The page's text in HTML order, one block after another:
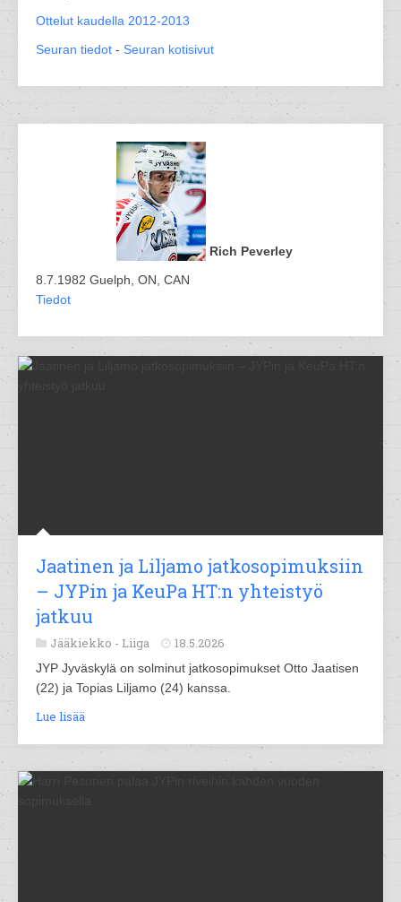
Ottelut kaudella 2012-2013
Seuran tiedot - Seuran kotisivut
Rich Peverley
8.7.1982 Guelph, ON, CAN
Tiedot
Jaatinen ja Liljamo jatkosopimuksiin
– JYPin ja KeuPa HT:n yhteistyö
jatkuu
Jääkiekko - Liiga 18.5.2026
JYP Jyväskylä on solminut jatkosopimukset Otto Jaatisen
(22) ja Topias Liljamo (24) kanssa.
Lue lisää